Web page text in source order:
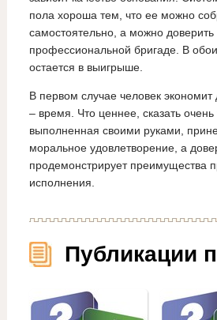
пола хороша тем, что ее можно
самостоятельно, а можно
профессиональной бригаде. В
остается в выигрыше.
В первом случае человек экономит
– время. Что ценнее, сказать очень
выполненная своими руками,
моральное удовлетворение, а
продемонстрирует преимущества
исполнения.
Публикации